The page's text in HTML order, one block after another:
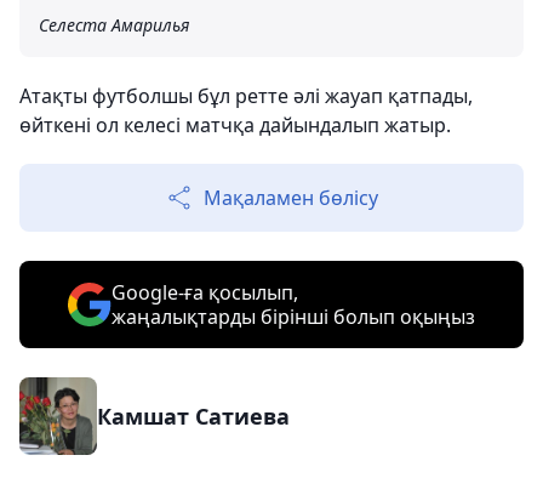
Селеста Амарилья
Атақты футболшы бұл ретте әлі жауап қатпады,
өйткені ол келесі матчқа дайындалып жатыр.
Мақаламен бөлісу
Google-ға қосылып,
жаңалықтарды бірінші болып оқыңыз
Камшат Сатиева